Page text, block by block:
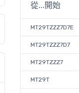
從...開始
MT29TZZZ7D7E
MT29TZZZ7D7
MT29TZZZ7
MT29T